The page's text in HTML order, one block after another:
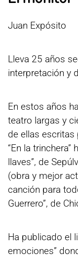
Juan Expósito
Lleva 25 años
interpretación y
En estos años
teatro largas y
de ellas escritas
“En la trinchera”
llaves”, de
(obra y mejor
canción para
Guerrero”, de
Ha publicado el
emociones”